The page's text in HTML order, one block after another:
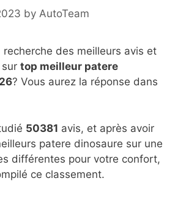
by AutoTeam
recherche des meilleurs avis et
top meilleur patere
? Vous aurez la réponse dans
50381 avis, et après avoir
patere dinosaure sur une
différentes pour votre confort,
ce classement.